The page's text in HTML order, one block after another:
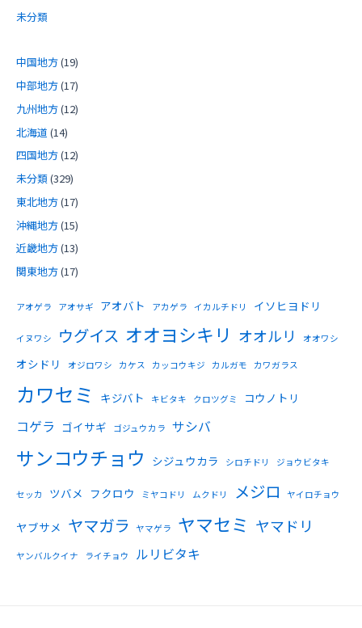
未分類
中国地方(19)
中部地方(17)
九州地方(12)
北海道 (14)
四国地方(12)
未分類(329)
東北地方(17)
沖縄地方(15)
近畿地方(13)
関東地方(17)
アオゲラ アオサギ アオバト アカゲラ イカルチドリ イソヒヨドリ
イヌワシ ウグイス オオヨシキリ オオルリ オオワシ
オシドリ オジロワシ カケス カッコウキジ カルガモ カワガラス
カワセミ キジバト キビタキ クロツグミ コウノトリ
コゲラ ゴイサギ ゴジュウカラ サシバ
サンコウチョウ シジュウカラ シロチドリ ジョウビタキ
セッカ ツバメ フクロウ ミヤコドリ ムクドリ メジロ ヤイロチョウ
ヤブサメ ヤマガラ ヤマゲラ ヤマセミ ヤマドリ
ヤンバルクイナ ライチョウ ルリビタキ